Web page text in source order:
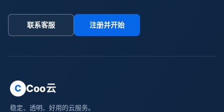
联系客服 注册并开始
C Coo云
稳定、透明、好用的云服务。